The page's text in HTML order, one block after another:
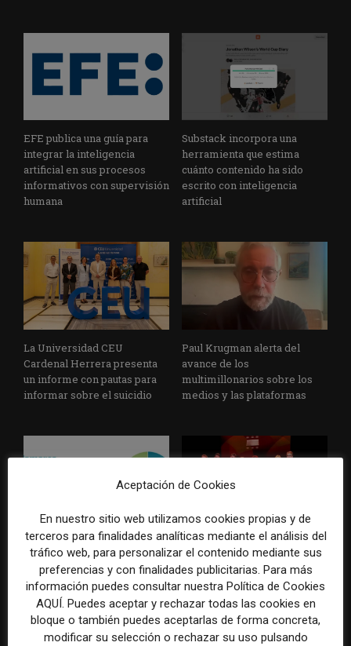
EFE publica una guía para
integrar la inteligencia
artificial en sus procesos
informativos con supervisión
humana
Substack incorpora una
herramienta que estima
cuánto contenido ha sido
escrito con inteligencia
artificial
La Universidad CEU
Cardenal Herrera presenta
un informe con pautas para
informar sobre el suicidio
Paul Krugman alerta del
avance de los
multimillonarios sobre los
medios y las plataformas
La Marea cierra 2025 con
superávit, pero su
cooperativa pierde 38.542
euros
El Premio Gabo 2026
reconoce cinco historias de
Brasil, España y El Salvador
sobre el poder, la memoria y
la violencia
Aceptación de Cookies
En nuestro sitio web utilizamos cookies propias y de
terceros para finalidades analíticas mediante el análisis del
tráfico web, para personalizar el contenido mediante sus
preferencias y con finalidades publicitarias. Para más
información puedes consultar nuestra Política de Cookies
AQUÍ. Puedes aceptar y rechazar todas las cookies en
bloque o también puedes aceptarlas de forma concreta,
modificar su selección o rechazar su uso pulsando